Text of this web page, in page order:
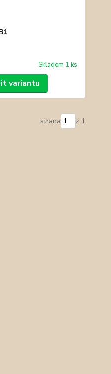
Skladem 1 ks
variantu
strana z 1